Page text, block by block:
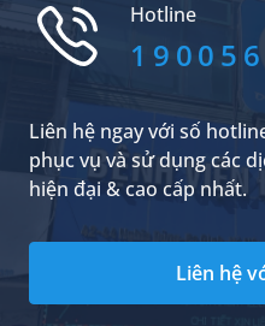
Hotline
Liên hệ ngay với số
phục vụ và sử dụng các
hiện đại & cao cấp nhất.
Liên hệ